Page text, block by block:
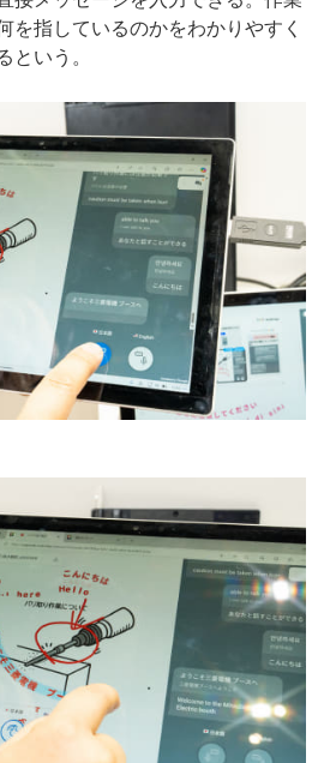
を指しているのかをわかりやすく
という。